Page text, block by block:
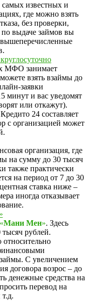
известных и
где можно взять
без проверки,
выдаче займов вы
МФО занимает
взять взаймы до
заявки
минут и вас уведомят
или откажут).
24 составляет
с организацией может
организация, где
на сумму до 30 тысяч
также практически
на период от 7 до 30
ставка ниже –
иногда отказывает
«Мани Мен». Здесь
рублей.
относительно
С увеличением
договора возрос – до
денежные средства на
перевод на